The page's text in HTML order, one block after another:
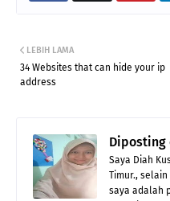
LEBIH LAMA
34 Websites that can hide your ip
address
Diposting
Saya Diah
Timur.,
saya adalah